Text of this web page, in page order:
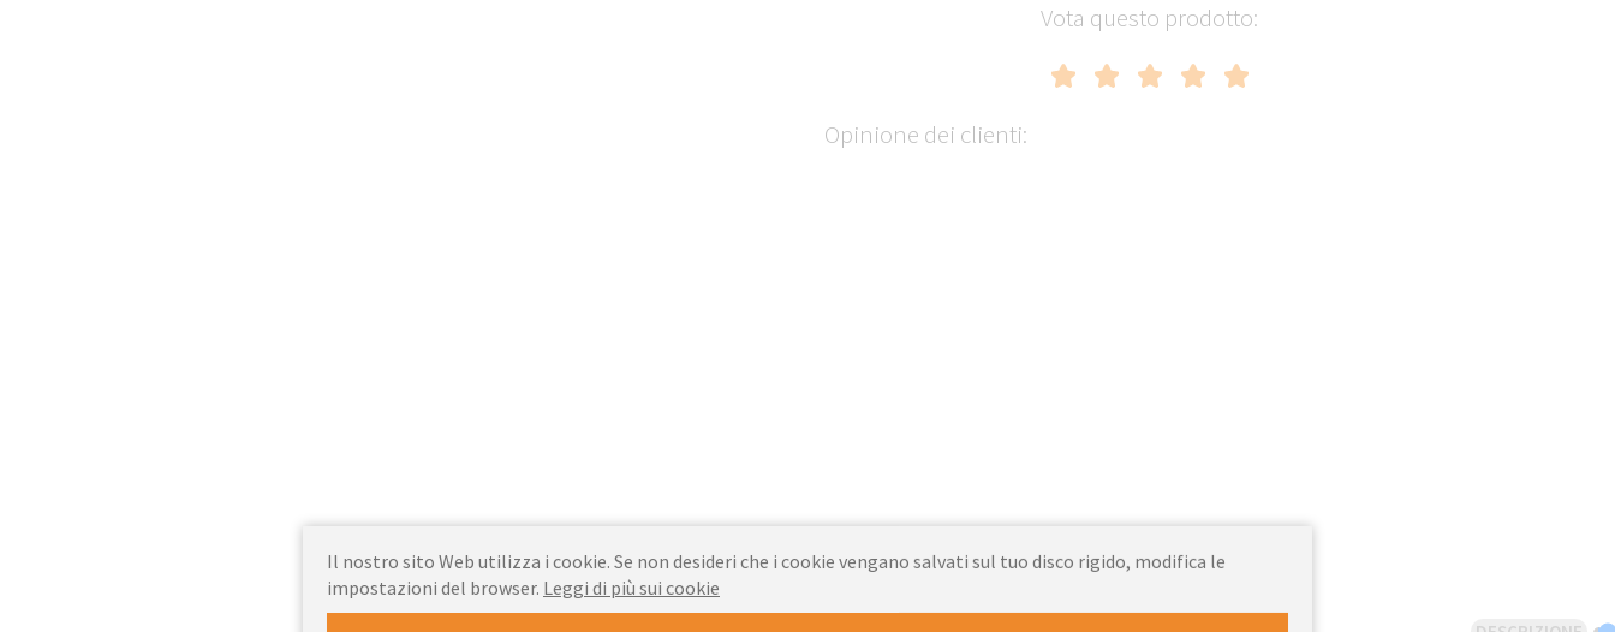
Vota questo prodotto:
Opinione dei clienti:
Il nostro sito Web utilizza i cookie. Se non desideri che i cookie vengano salvati sul tuo disco rigido, modifica le
impostazioni del browser. Leggi di più sui cookie